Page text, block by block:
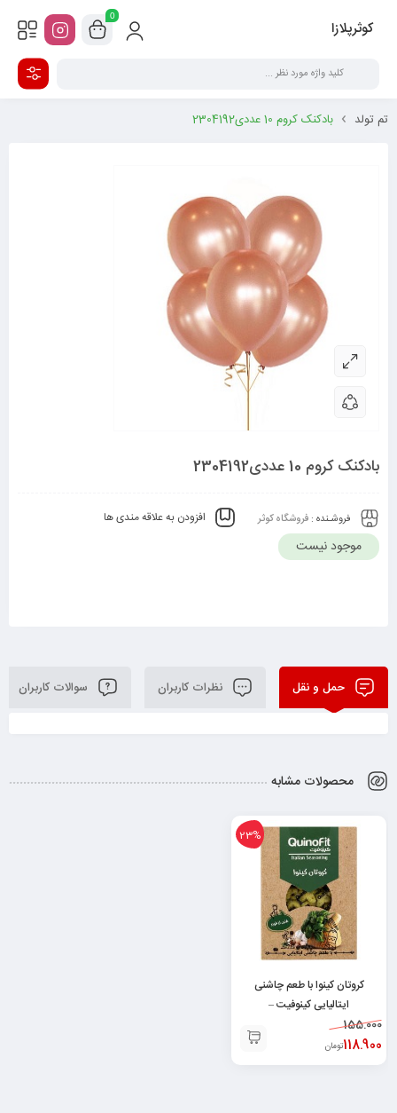
کوثرپلازا
0
تم تولد بادکنک کروم 10 عددی2304192
بادکنک کروم 10 عددی2304192
فروشـنده : فروشگاه کوثر افزودن به علاقه مندی ها
موجود نیست
حمل و نقل نظرات کاربران سوالات کاربران
محصولات مشابه
23%
کروتان کینوا با طعم چاشنی
ایتالیایی کینوفیت –
6260000774552155.000
118.900تومان